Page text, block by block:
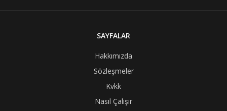
SAYFALAR
Hakkımızda
Sözleşmeler
Kvkk
Nasıl Çalışır